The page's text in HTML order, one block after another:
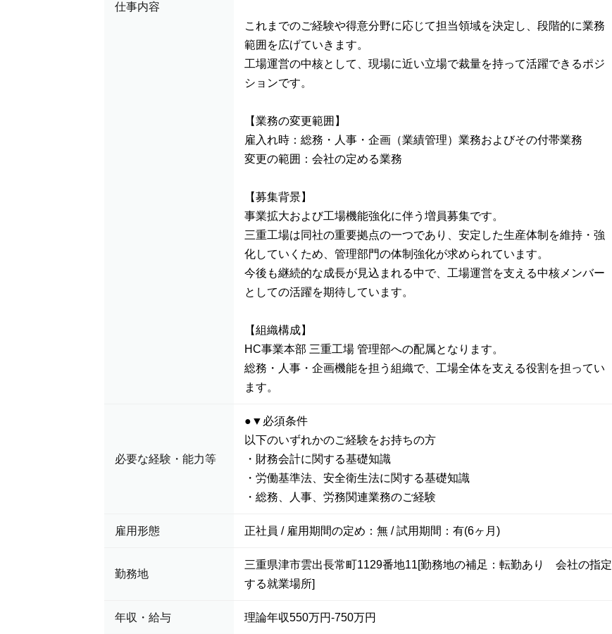
仕事内容
これまでのご経験や得意分野に応じて担当領域を決定し、段階的に業務
範囲を広げていきます。
工場運営の中核として、現場に近い立場で裁量を持って活躍できるポジ
ションです。
【業務の変更範囲】
雇入れ時：総務・人事・企画（業績管理）業務およびその付帯業務
変更の範囲：会社の定める業務
【募集背景】
事業拡大および工場機能強化に伴う増員募集です。
三重工場は同社の重要拠点の一つであり、安定した生産体制を維持・強
化していくため、管理部門の体制強化が求められています。
今後も継続的な成長が見込まれる中で、工場運営を支える中核メンバー
としての活躍を期待しています。
【組織構成】
HC事業本部 三重工場 管理部への配属となります。
総務・人事・企画機能を担う組織で、工場全体を支える役割を担ってい
ます。
必要な経験・能力等
●▼必須条件
以下のいずれかのご経験をお持ちの方
・財務会計に関する基礎知識
・労働基準法、安全衛生法に関する基礎知識
・総務、人事、労務関連業務のご経験
雇用形態 正社員 / 雇用期間の定め：無 / 試用期間：有(6ヶ月)
勤務地
三重県津市雲出長常町1129番地11[勤務地の補足：転勤あり 会社の指定
する就業場所]
年収・給与 理論年収550万円-750万円